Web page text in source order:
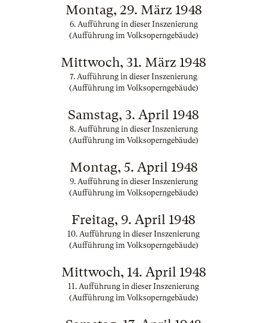
Montag, 29. März 1948
6. Aufführung in dieser Inszenierung
(Aufführung im Volksoperngebäude)
Mittwoch, 31. März 1948
7. Aufführung in dieser Inszenierung
(Aufführung im Volksoperngebäude)
Samstag, 3. April 1948
8. Aufführung in dieser Inszenierung
(Aufführung im Volksoperngebäude)
Montag, 5. April 1948
9. Aufführung in dieser Inszenierung
(Aufführung im Volksoperngebäude)
Freitag, 9. April 1948
10. Aufführung in dieser Inszenierung
(Aufführung im Volksoperngebäude)
Mittwoch, 14. April 1948
11. Aufführung in dieser Inszenierung
(Aufführung im Volksoperngebäude)